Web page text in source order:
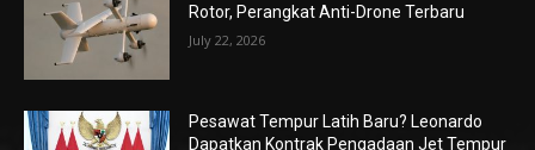
Rotor, Perangkat Anti-Drone Terbaru
July 22, 2026
Pesawat Tempur Latih Baru? Leonardo
Dapatkan Kontrak Pengadaan Jet Tempur